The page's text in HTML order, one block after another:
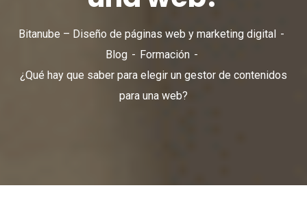
Bitanube – Diseño de páginas web y marketing digital
Blog
Formación
¿Qué hay que saber para elegir un gestor de contenidos
para una web?